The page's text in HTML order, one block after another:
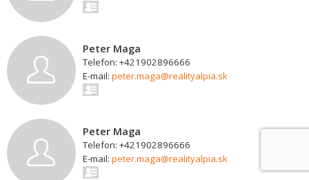
Peter Maga
Telefon: +421902896666
E-mail: peter.maga@realityalpia.sk
Peter Maga
Telefon: +421902896666
E-mail: peter.maga@realityalpia.sk